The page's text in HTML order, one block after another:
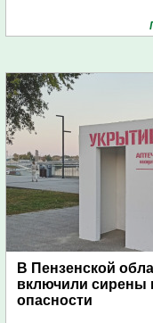
В Пензенской
включили сирены
опасности